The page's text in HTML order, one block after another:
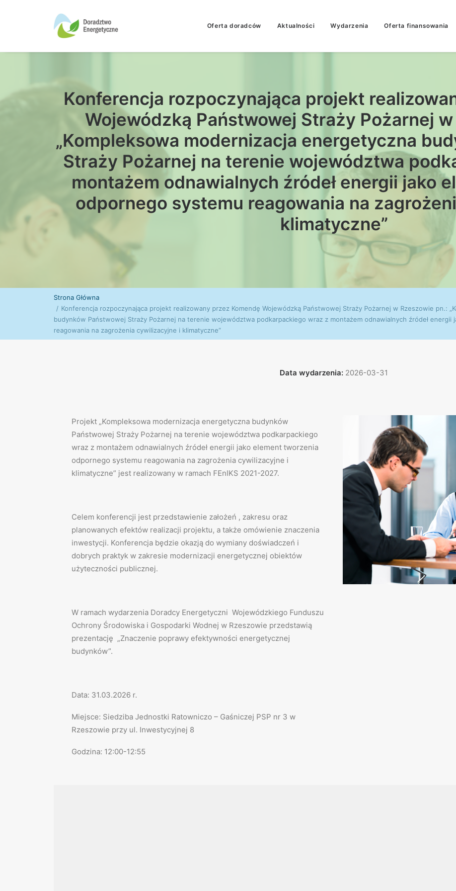
Oferta doradców Aktualności Wydarzenia Oferta finansowania
Konferencja rozpoczynająca projekt
Wojewódzką Państwowej Straży Pożarnej
„Kompleksowa modernizacja energetyczna
Straży Pożarnej na terenie województwa
montażem odnawialnych źródeł energii jako
odpornego systemu reagowania na
klimatyczne”
Strona Główna
Konferencja rozpoczynająca projekt realizowany przez Komendę Wojewódzką Państwowej Straży Pożarnej w Rzeszowie pn.:
budynków Państwowej Straży Pożarnej na terenie województwa podkarpackiego wraz z montażem odnawialnych źródeł
reagowania na zagrożenia cywilizacyjne i klimatyczne”
Data wydarzenia: 2026-03-31
Projekt „Kompleksowa modernizacja energetyczna budynków
Państwowej Straży Pożarnej na terenie województwa podkarpackiego
wraz z montażem odnawialnych źródeł energii jako element tworzenia
odpornego systemu reagowania na zagrożenia cywilizacyjne i
klimatyczne” jest realizowany w ramach FEnIKS 2021-2027.
Celem konferencji jest przedstawienie założeń , zakresu oraz
planowanych efektów realizacji projektu, a także omówienie znaczenia
inwestycji. Konferencja będzie okazją do wymiany doświadczeń i
dobrych praktyk w zakresie modernizacji energetycznej obiektów
użyteczności publicznej.
W ramach wydarzenia Doradcy Energetyczni Wojewódzkiego Funduszu
Ochrony Środowiska i Gospodarki Wodnej w Rzeszowie przedstawią
prezentację „Znaczenie poprawy efektywności energetycznej
budynków”.
Data: 31.03.2026 r.
Miejsce: Siedziba Jednostki Ratowniczo – Gaśniczej PSP nr 3 w
Rzeszowie przy ul. Inwestycyjnej 8
Godzina: 12:00-12:55